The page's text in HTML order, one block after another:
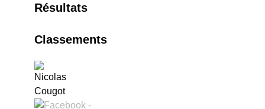
Résultats
Classements